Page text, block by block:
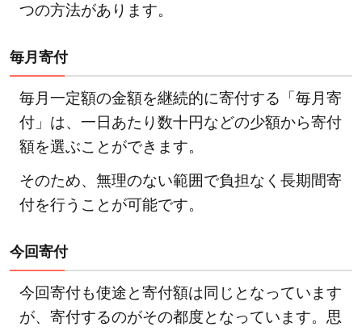
つの方法があります。
毎月寄付
毎月一定額の金額を継続的に寄付する「毎月寄
付」は、一日あたり数十円などの少額から寄付
額を選ぶことができます。
そのため、無理のない範囲で負担なく長期間寄
付を行うことが可能です。
今回寄付
今回寄付も使途と寄付額は同じとなっています
が、寄付するのがその都度となっています。思